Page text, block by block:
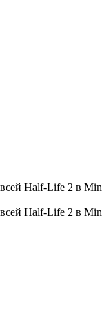
Half-Life 2 в
Half-Life 2 в